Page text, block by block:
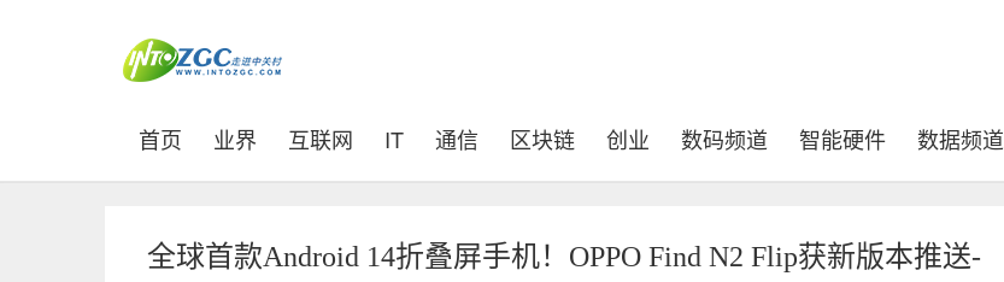
首页 (current)
业界 互联网 IT 通信 区块链 创业 数码频道 智能硬件 数据频道
全球首款Android 14折叠屏手机！OPPO Find N2 Flip获新版本推送-